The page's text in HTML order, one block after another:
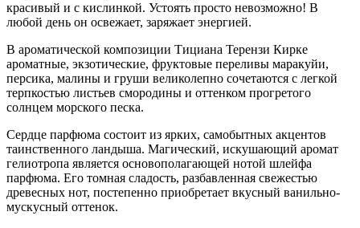
красивый и с кислинкой. Устоять просто невозможно! В
любой день он освежает, заряжает энергией.
В ароматической композиции Тициана Терензи Кирке
ароматные, экзотические, фруктовые переливы маракуйи,
персика, малины и груши великолепно сочетаются с легкой
терпкостью листьев смородины и оттенком прогретого
солнцем морского песка.
Сердце парфюма состоит из ярких, самобытных акцентов
таинственного ландыша. Магический, искушающий аромат
гелиотропа является основополагающей нотой шлейфа
парфюма. Его томная сладость, разбавленная свежестью
древесных нот, постепенно приобретает вкусный ванильно-
мускусный оттенок.